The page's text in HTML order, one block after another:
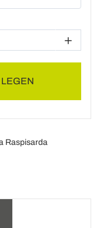
Raspisarda